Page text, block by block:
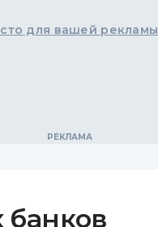
для вашей рекламы